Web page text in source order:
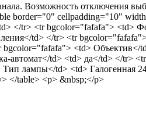
Возможность отключения
border="0" cellpadding="10"
</tr> <tr bgcolor="fafafa"> <td>
td> </tr> <tr
<td> Объектив</
автомат</td> <td> да</td> </tr>
лампы</td> <td> Галогенная
</table> <p> &nbsp;</p>